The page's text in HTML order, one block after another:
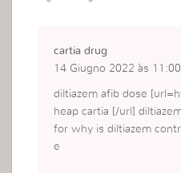
cartia drug
14 Giugno 2022 às 11:00
diltiazem afib dose
heap cartia [/url]
for why is diltiazem
e